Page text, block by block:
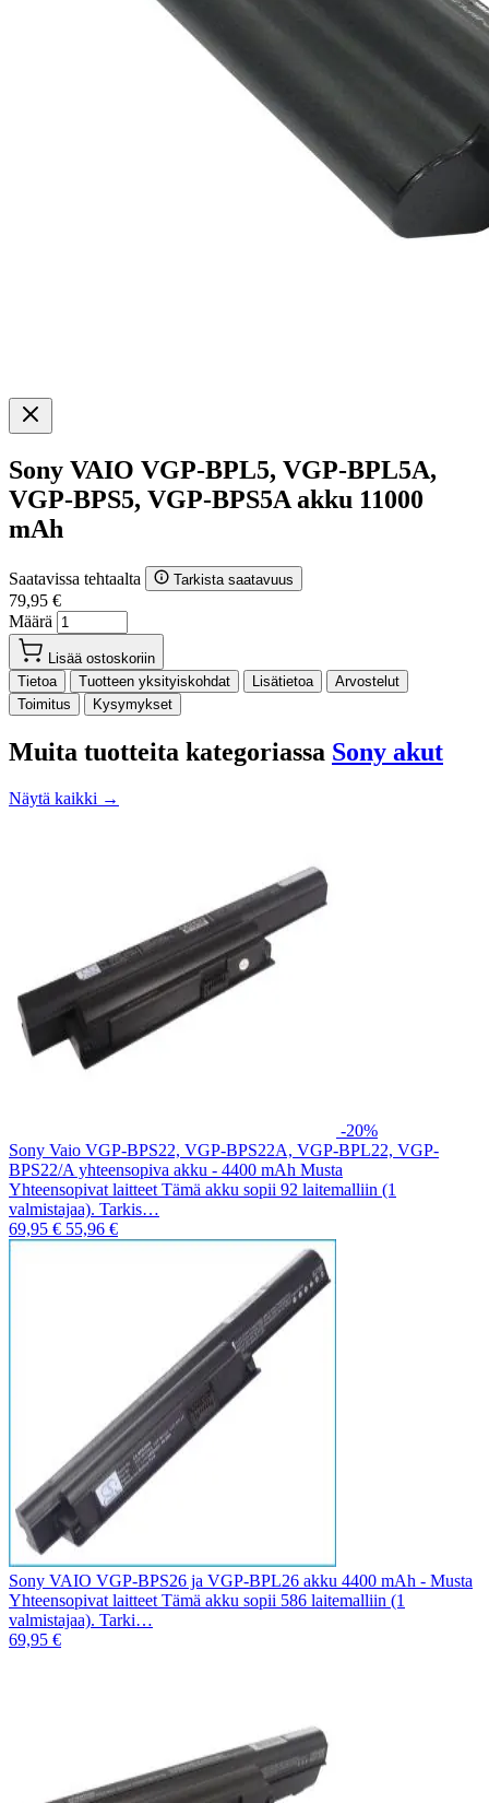
Sony VAIO VGP-BPL5, VGP-BPL5A,
VGP-BPS5, VGP-BPS5A akku 11000
mAh
Saatavissa tehtaalta Tarkista saatavuus
79,95 €
Määrä
Lisää ostoskoriin
Tietoa
Tuotteen yksityiskohdat Lisätietoa
Arvostelut
Toimitus
Kysymykset
Muita tuotteita kategoriassa Sony akut
Näytä kaikki →
-20%
Sony Vaio VGP-BPS22, VGP-BPS22A, VGP-BPL22, VGP-
BPS22/A yhteensopiva akku - 4400 mAh Musta
Yhteensopivat laitteet Tämä akku sopii 92 laitemalliin (1
valmistajaa). Tarkis…
69,95 € 55,96 €
Sony VAIO VGP-BPS26 ja VGP-BPL26 akku 4400 mAh - Musta
Yhteensopivat laitteet Tämä akku sopii 586 laitemalliin (1
valmistajaa). Tarki…
69,95 €